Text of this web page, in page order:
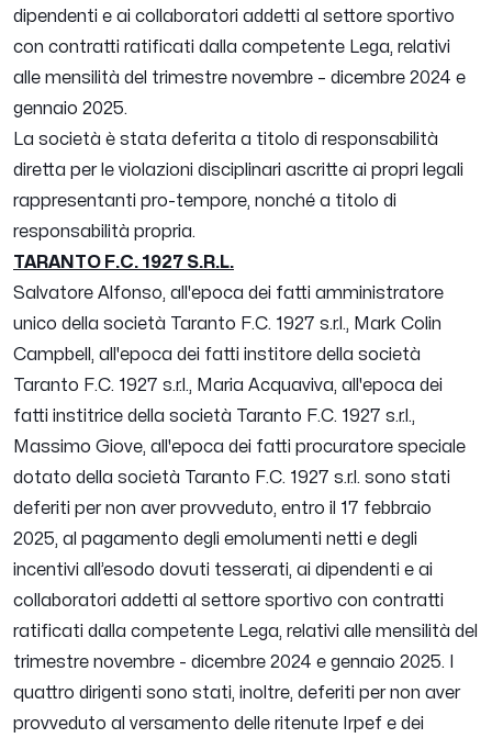
dipendenti e ai collaboratori addetti al settore sportivo
con contratti ratificati dalla competente Lega, relativi
alle mensilità del trimestre novembre – dicembre 2024 e
gennaio 2025.
La società è stata deferita a titolo di responsabilità
diretta per le violazioni disciplinari ascritte ai propri legali
rappresentanti pro-tempore, nonché a titolo di
responsabilità propria.
TARANTO F.C. 1927 S.R.L.
Salvatore Alfonso, all'epoca dei fatti amministratore
unico della società Taranto F.C. 1927 s.r.l., Mark Colin
Campbell, all'epoca dei fatti institore della società
Taranto F.C. 1927 s.r.l., Maria Acquaviva, all'epoca dei
fatti institrice della società Taranto F.C. 1927 s.r.l.,
Massimo Giove, all'epoca dei fatti procuratore speciale
dotato della società Taranto F.C. 1927 s.r.l. sono stati
deferiti per non aver provveduto, entro il 17 febbraio
2025, al pagamento degli emolumenti netti e degli
incentivi all’esodo dovuti tesserati, ai dipendenti e ai
collaboratori addetti al settore sportivo con contratti
ratificati dalla competente Lega, relativi alle mensilità del
trimestre novembre - dicembre 2024 e gennaio 2025. I
quattro dirigenti sono stati, inoltre, deferiti per non aver
provveduto al versamento delle ritenute Irpef e dei